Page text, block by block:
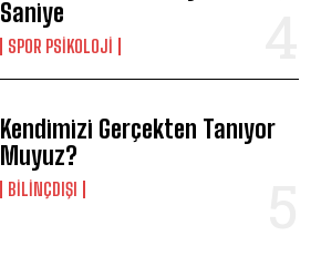
Saniye
SPOR PSIKOLOJI
Kendimizi Gerçekten Tanıyor
Muyuz?
BILINÇDIŞI